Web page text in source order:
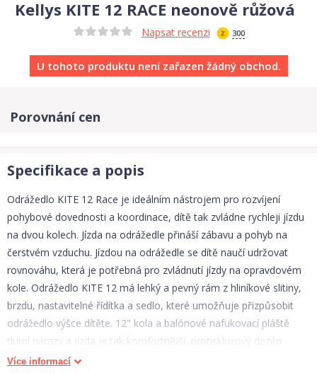
Kellys KITE 12 RACE neonově růžová
Napsat recenzi 300
U tohoto produktu není zařazen žádný obchod.
Porovnání cen
Specifikace a popis
Odrážedlo KITE 12 Race je ideálním nástrojem pro rozvíjení
pohybové dovednosti a koordinace, dítě tak zvládne rychleji jízdu
na dvou kolech. Jízda na odrážedle přináší zábavu a pohyb na
čerstvém vzduchu. Jízdou na odrážedle se dítě naučí udržovat
rovnováhu, která je potřebná pro zvládnutí jízdy na opravdovém
kole. Odrážedlo KITE 12 má lehký a pevný rám z hliníkové slitiny,
brzdu, nastavitelné řídítka a sedlo, které umožňuje přizpůsobit
odrážedlo výšce dítěte. 12" kola a balónové nafukovací pláště
tlumí nárazy a jízda je tak komfortnější, protiskluzový dezén
plášťů bezpečně zdolá každý terén. Odrážedlo KELLYS KITE 12
Více informací